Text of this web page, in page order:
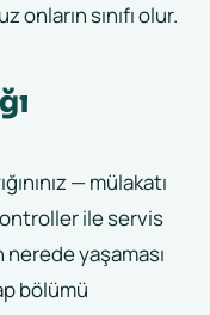
sınıfı olur.
— mülakatı
ile servis
nerede yaşaması
bölümü